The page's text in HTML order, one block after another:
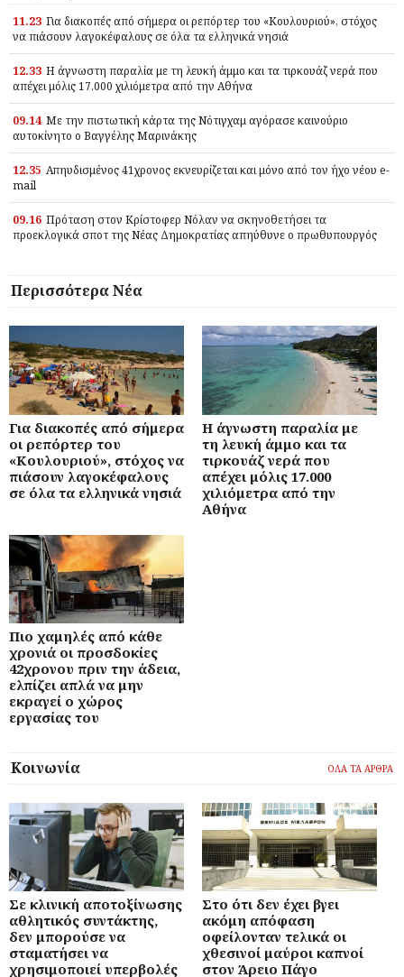
11.23 Για διακοπές από σήμερα οι ρεπόρτερ του «Κουλουριού», στόχος
να πιάσουν λαγοκέφαλους σε όλα τα ελληνικά νησιά
12.33 Η άγνωστη παραλία με τη λευκή άμμο και τα τιρκουάζ νερά που
απέχει μόλις 17.000 χιλιόμετρα από την Αθήνα
09.14 Με την πιστωτική κάρτα της Νότιγχαμ αγόρασε καινούριο
αυτοκίνητο ο Βαγγέλης Μαρινάκης
12.35 Απηυδισμένος 41χρονος εκνευρίζεται και μόνο από τον ήχο νέου e-
mail
09.16 Πρόταση στον Κρίστοφερ Νόλαν να σκηνοθετήσει τα
προεκλογικά σποτ της Νέας Δημοκρατίας απηύθυνε ο πρωθυπουργός
Περισσότερα Νέα
Για διακοπές από σήμερα
οι ρεπόρτερ του
«Κουλουριού», στόχος να
πιάσουν λαγοκέφαλους
σε όλα τα ελληνικά νησιά
Η άγνωστη παραλία με
τη λευκή άμμο και τα
τιρκουάζ νερά που
απέχει μόλις 17.000
χιλιόμετρα από την
Αθήνα
Πιο χαμηλές από κάθε
χρονιά οι προσδοκίες
42χρονου πριν την άδεια,
ελπίζει απλά να μην
εκραγεί ο χώρος
εργασίας του
Κοινωνία ΟΛΑ ΤΑ ΑΡΘΡΑ
Σε κλινική αποτοξίνωσης
αθλητικός συντάκτης,
δεν μπορούσε να
σταματήσει να
χρησιμοποιεί υπερβολές
Στο ότι δεν έχει βγει
ακόμη απόφαση
οφείλονταν τελικά οι
χθεσινοί μαύροι καπνοί
στον Άρειο Πάγο